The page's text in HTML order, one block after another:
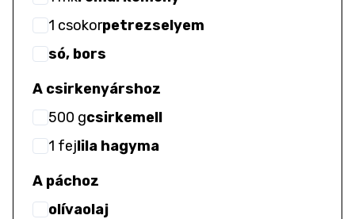
1 csokorpetrezselyem
só, bors
A csirkenyárshoz
500 gcsirkemell
1 fejlila hagyma
A páchoz
olívaolaj